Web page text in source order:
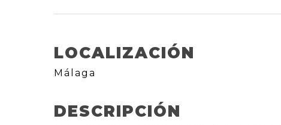
LOCALIZACIÓN
Málaga
DESCRIPCIÓN